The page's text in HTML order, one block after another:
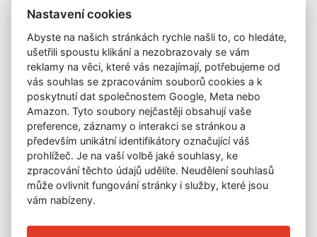
Galerie
Katalog vydražených děl
O nás
GDPR
Kontakt
KONTAKT
GALERIE LAZARSKÁ
Lazarská 7
110 00 Praha 1
E-mail:
info@galerielazarska.cz
Telefon:
+420 222 523 739
Nastavení cookies
Abyste na našich stránkách rychle našli to, co hledáte,
ušetřili spoustu klikání a nezobrazovaly se vám
reklamy na věci, které vás nezajímají, potřebujeme od
vás souhlas se zpracováním souborů cookies a k
poskytnutí dat společnostem Google, Meta nebo
Amazon. Tyto soubory nejčastěji obsahují vaše
preference, záznamy o interakci se stránkou a
především unikátní identifikátory označující váš
prohlížeč. Je na vaší volbě jaké souhlasy, ke
zpracování těchto údajů udělíte. Neudělení souhlasů
může ovlivnit fungování stránky i služby, které jsou
vám nabízeny.